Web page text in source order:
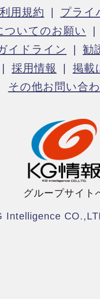
利用規約
プライ
ついてのお願い
イドライン
勧
採用情報
掲載
その他お問い合
グループサイト
Intelligence